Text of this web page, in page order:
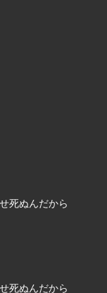
死ぬんだから
死ぬんだから